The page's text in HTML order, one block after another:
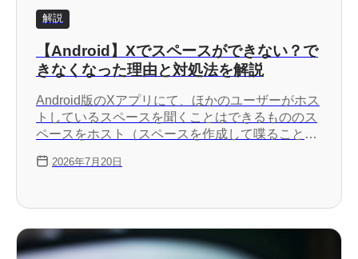
解説
【Android】Xでスペースができない？で
きなくなった理由と対処法を解説
Android版のXアプリにて、ほかのユーザーがホス
トしているスペースを聞くことはできるもののス
ペースをホスト（スペースを作成して喋ること）
Android版Xアプリにスペースのホスト機能が実装
2026年7月20日